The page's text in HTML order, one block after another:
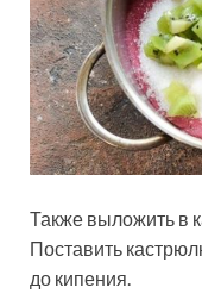
Также выложить в
Поставить
до кипения.